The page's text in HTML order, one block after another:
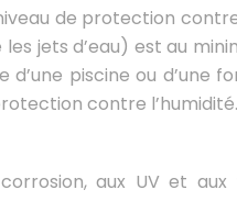
de protection
jets d’eau) est au
piscine ou d’une
contre l’humidité.
aux UV et